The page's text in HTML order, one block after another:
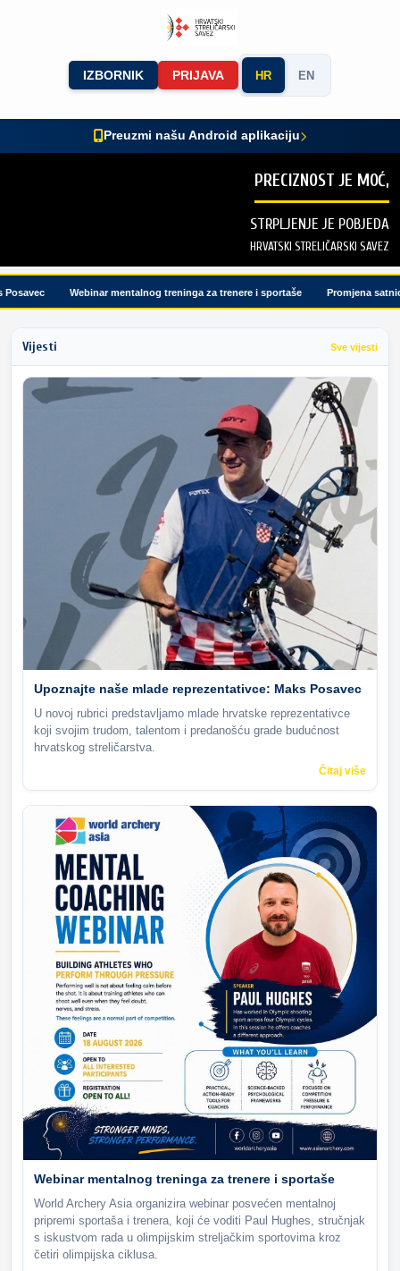
IZBORNIK PRIJAVA HR EN
Preuzmi našu Android aplikaciju
PRECIZNOST JE MOĆ,
STRPLJENJE JE POBJEDA
HRVATSKI STRELIČARSKI SAVEZ
Webinar mentalnog treninga za trenere i sportaše Promjena satnice
Vijesti Sve vijesti
Upoznajte naše mlade reprezentativce: Maks Posavec
U novoj rubrici predstavljamo mlade hrvatske reprezentativce
koji svojim trudom, talentom i predanošću grade budućnost
hrvatskog streličarstva.
Čitaj više
Webinar mentalnog treninga za trenere i sportaše
World Archery Asia organizira webinar posvećen mentalnoj
pripremi sportaša i trenera, koji će voditi Paul Hughes, stručnjak
s iskustvom rada u olimpijskim streljačkim sportovima kroz
četiri olimpijska ciklusa.